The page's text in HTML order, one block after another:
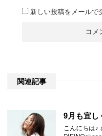
新しい投稿をメールで
関連記事
9月も宜
こんにちは♪